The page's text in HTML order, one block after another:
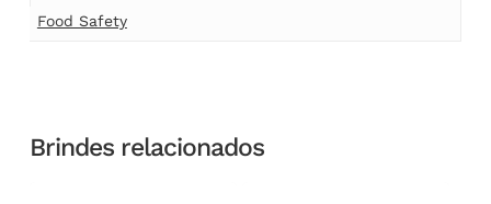
Food Safety
Brindes relacionados